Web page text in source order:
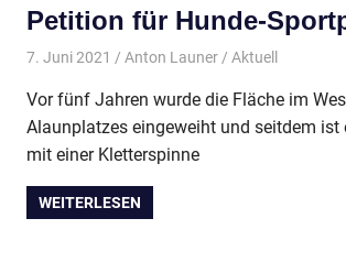
Petition für Hunde-
7. Juni 2021 Anton Launer Aktuell
Vor fünf Jahren wurde die Fläche im
Alaunplatzes eingeweiht und seitdem ist
mit einer Kletterspinne
WEITERLESEN